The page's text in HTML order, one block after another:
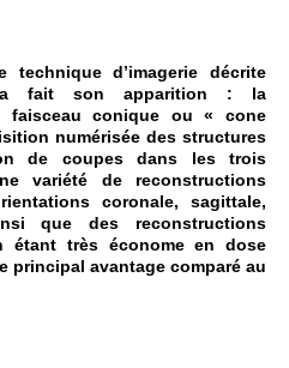
technique d’imagerie décrite
a fait son apparition : la
faisceau conique ou « cone
numérisée des structures
de coupes dans les trois
variété de reconstructions
coronale, sagittale,
que des reconstructions
étant très économe en dose
principal avantage comparé au